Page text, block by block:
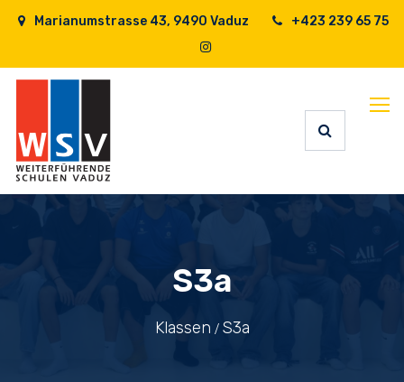
Marianumstrasse 43, 9490 Vaduz +423 239 65 75
S3a
Klassen S3a